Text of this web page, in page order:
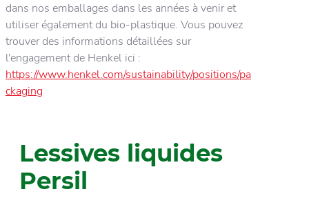
dans nos emballages dans les années à venir et
utiliser également du bio-plastique. Vous pouvez
trouver des informations détaillées sur
l'engagement de Henkel ici :
https://www.henkel.com/sustainability/positions/pa
ckaging
Lessives liquides
Persil